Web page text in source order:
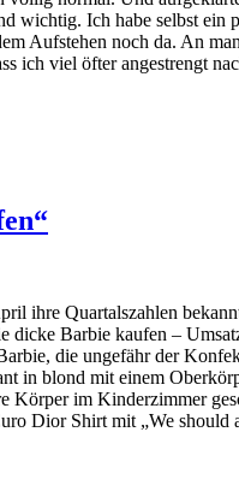
wichtig. Ich habe selbst ein
Aufstehen noch da. An
ich viel öfter angestrengt
ihre Quartalszahlen
dicke Barbie kaufen –
die ungefähr der
in blond mit einem
Körper im Kinderzimmer
Dior Shirt mit „We